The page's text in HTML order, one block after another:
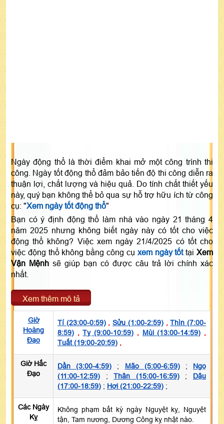
Ngày động thổ là thời điểm khai mở một công trình thi
công. Ngày tốt động thổ đảm bảo tiến độ thi công diễn ra
thuận lợi, chất lượng và hiệu quả. Do tính chất thiết yếu
này, quý bạn không thể bỏ qua sự hỗ trợ hữu ích từ công
cụ: "Xem ngày tốt động thổ"
Bạn có ý định động thổ làm nhà vào ngày 21 tháng 4
năm 2025 nhưng không biết ngày này có tốt cho việc
động thổ không? Việc xem ngày 21/4/2025 có tốt cho
việc động thổ không bằng công cụ xem ngày tốttạiXem
Vận Mệnh sẽ giúp bạn có được câu trả lời chính xác
nhất.
Xem thêm mô tả
Giờ
Hoàng
Đạo
Tí (23:00-0:59),Sửu (1:00-2:59),Thìn (7:00-
8:59) ,Tỵ (9:00-10:59) , Mùi (13:00-14:59) ,
Tuất (19:00-20:59) ,
Giờ Hắc
Đạo
Dần (3:00-4:59) ; Mão (5:00-6:59); Ngọ
(11:00-12:59) ;Thân (15:00-16:59); Dậu
(17:00-18:59) ; Hợi (21:00-22:59) ;
Các Ngày
Kỵ
Không phạm bất kỳ ngày Nguyệt kỵ, Nguyệt
tận, Tam nương, Dương Công kỵ nhật nào.